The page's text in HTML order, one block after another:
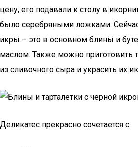
цену, его подавали к столу в
было серебряными ложками.
икры – это в основном блины и
маслом. Также можно приготовить
из сливочного сыра и украсить их
Деликатес прекрасно сочетается с: